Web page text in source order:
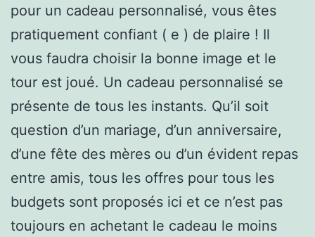
pour un cadeau personnalisé, vous êtes
pratiquement confiant ( e ) de plaire ! Il
vous faudra choisir la bonne image et le
tour est joué. Un cadeau personnalisé se
présente de tous les instants. Qu’il soit
question d’un mariage, d’un anniversaire,
d’une fête des mères ou d’un évident repas
entre amis, tous les offres pour tous les
budgets sont proposés ici et ce n’est pas
toujours en achetant le cadeau le moins